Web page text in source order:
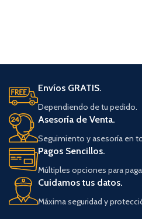
Envíos GRATIS.
Dependiendo de tu pedido.
Asesoría de Venta.
Seguimiento y asesoría en
Pagos Sencillos.
Múltiples opciones para
Cuidamos tus datos.
Máxima seguridad y